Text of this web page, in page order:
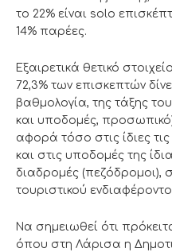
το 22% είναι solo
14% παρέες.
Εξαιρετικά θετικό
72,3% των επισκεπτών
βαθμολογία, της τάξης
και υποδομές,
αφορά τόσο στις ίδιες
και στις υποδομές της
διαδρομές (πεζόδρομοι),
τουριστικού
Να σημειωθεί ότι
όπου στη Λάρισα η